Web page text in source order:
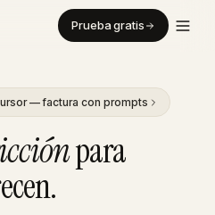
Prueba gratis
— factura con prompts
para